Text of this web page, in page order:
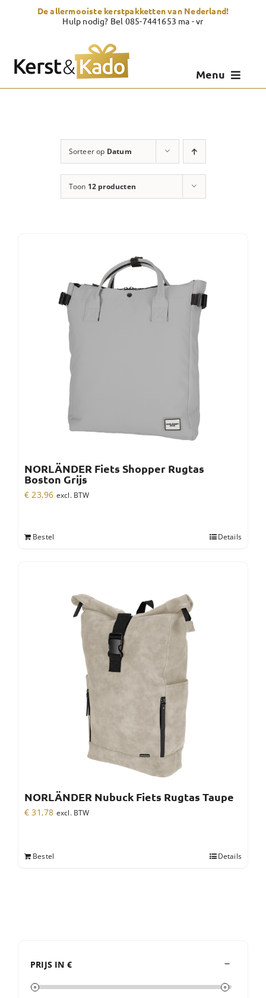
De allermooiste kerstpakketten van Nederland!
Hulp nodig? Bel 085-7441653 ma - vr
Menu
Zelf samenstellen
Sorteer op Datum
Toon 12 producten
NORLÄNDER Fiets Shopper Rugtas
Boston Grijs
€ 23,96 excl. BTW
Bestel Details
NORLÄNDER Nubuck Fiets Rugtas Taupe
€ 31,78 excl. BTW
Bestel Details
PRIJS IN €